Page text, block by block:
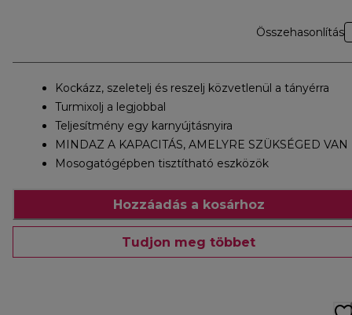
Összehasonlítás
Kockázz, szeletelj és reszelj közvetlenül a tányérra
Turmixolj a legjobbal
Teljesítmény egy karnyújtásnyira
MINDAZ A KAPACITÁS, AMELYRE SZÜKSÉGED VAN
Mosogatógépben tisztítható eszközök
Hozzáadás a kosárhoz
Tudjon meg többet